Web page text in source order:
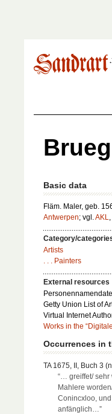
Basic data
Fläm. Maler, geb.
Antwerpen; vgl.AKL
Category/
Artists
. . . Painters
External resources
Getty Union List of
Virtual Internet
Works in the
Occurrences in
TA 1675, II, Buch 3
“… greiffet/ sehr
Mahlere
Conincxloo,
anfänglich…”